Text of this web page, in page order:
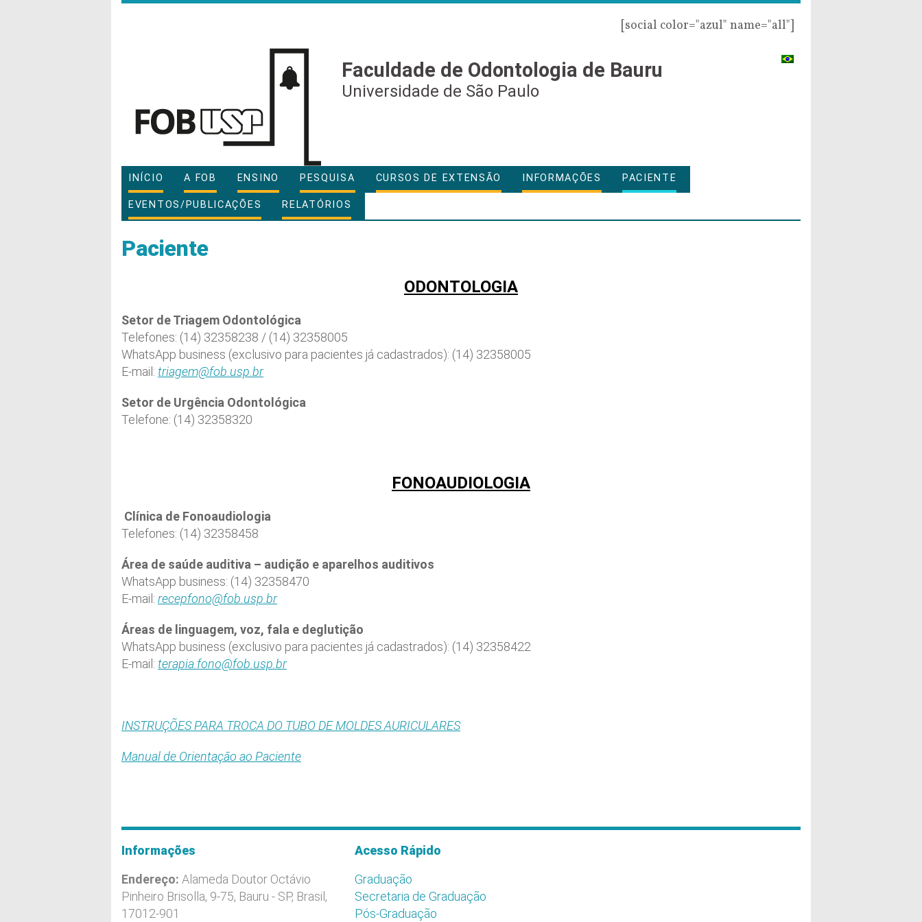
[social color="azul" name="all"]
Faculdade de Odontologia de Bauru
Universidade de São Paulo
INÍCIO A FOB ENSINO PESQUISA CURSOS DE EXTENSÃO INFORMAÇÕES PACIENTE
EVENTOS/PUBLICAÇÕES RELATÓRIOS
Paciente
ODONTOLOGIA
Setor de Triagem Odontológica
Telefones: (14) 32358238 / (14) 32358005
WhatsApp business (exclusivo para pacientes já cadastrados): (14) 32358005
E-mail: triagem@fob.usp.br
Setor de Urgência Odontológica
Telefone: (14) 32358320
FONOAUDIOLOGIA
Clínica de Fonoaudiologia
Telefones: (14) 32358458
Área de saúde auditiva – audição e aparelhos auditivos
WhatsApp business: (14) 32358470
E-mail: recepfono@fob.usp.br
Áreas de linguagem, voz, fala e deglutição
WhatsApp business (exclusivo para pacientes já cadastrados): (14) 32358422
E-mail: terapia.fono@fob.usp.br
INSTRUÇÕES PARA TROCA DO TUBO DE MOLDES AURICULARES
Manual de Orientação ao Paciente
Informações
Endereço: Alameda Doutor Octávio
Pinheiro Brisolla, 9-75, Bauru - SP, Brasil,
17012-901
Acesso Rápido
Graduação
Secretaria de Graduação
Pós-Graduação